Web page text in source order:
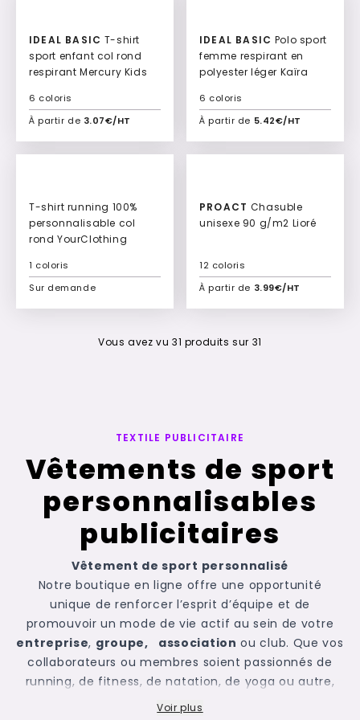
IDEAL BASIC
sport enfant col rond
respirant Mercury Kids
À partir de 3.07€/HT
6 coloris
Ajouter à mon devis
IDEAL BASIC
femme respirant en
polyester léger Kaïra
À partir de 5.42€/HT
6 coloris
Ajouter à mon devis
T-shirt running 100%
personnalisable col
rond YourClothing
Sur demande
1 coloris
Ajouter à mon devis
PROACT
unisexe 90 g/m2 Lioré
À partir de 3.99€/HT
12 coloris
Ajouter à mon devis
Vous avez vu 31 produits sur 31
TEXTILE PUBLICITAIRE
Vêtements de sport
personnalisables
publicitaires
Vêtement de sport personnalisé
Notre boutique en ligne offre une opportunité
unique de renforcer l’esprit d’équipe et de
promouvoir un mode de vie actif au sein de votre
entreprise, groupe, association ou club. Que vos
collaborateurs ou membres soient passionnés de
running, de fitness, de natation, de yoga ou autre,
textiles publicitaires
Voir plus